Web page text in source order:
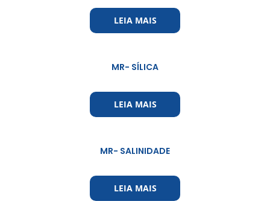
LEIA MAIS
MR- SÍLICA
LEIA MAIS
MR- SALINIDADE
LEIA MAIS